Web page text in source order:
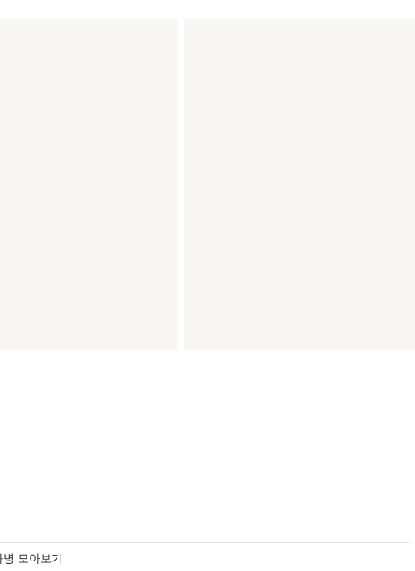
모아보기